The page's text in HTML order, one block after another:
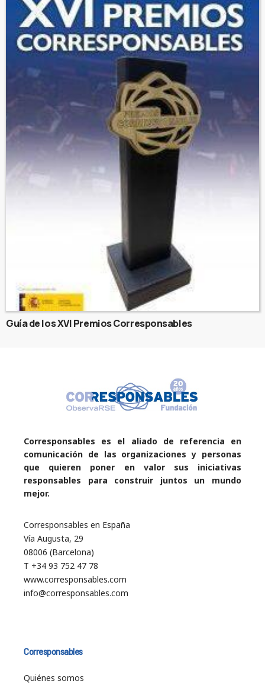
Guía de los XVI Premios Corresponsables
Corresponsables es el aliado de referencia en
comunicación de las organizaciones y personas
que quieren poner en valor sus iniciativas
responsables para construir juntos un mundo
mejor.
Corresponsables en España
Vía Augusta, 29
08006 (Barcelona)
T +34 93 752 47 78
www.corresponsables.com
info@corresponsables.com
Corresponsables
Quiénes somos